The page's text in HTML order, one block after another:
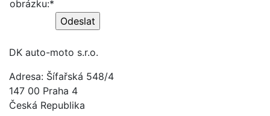
obrázku:*
DK auto-moto s.r.o.
Adresa: Šífařská 548/4
147 00 Praha 4
Česká Republika